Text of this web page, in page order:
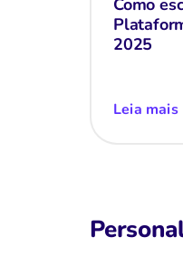
Como
2025
Leia mais